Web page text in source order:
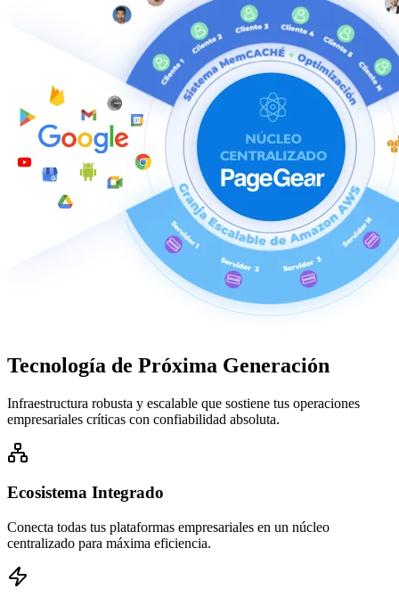
Tecnología de Próxima Generación
Infraestructura robusta y escalable que sostiene tus operaciones
empresariales críticas con confiabilidad absoluta.
Ecosistema Integrado
Conecta todas tus plataformas empresariales en un núcleo
centralizado para máxima eficiencia.